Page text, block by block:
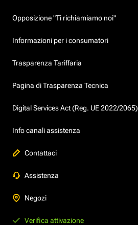
Opposizione "Ti richiamiamo noi"
Informazioni per i consumatori
Trasparenza Tariffaria
Pagina di Trasparenza Tecnica
Digital Services Act (Reg. UE 2022/2065)
Info canali assistenza
Contattaci
Assistenza
Negozi
Verifica attivazione